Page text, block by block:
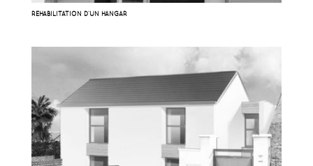
RÉHABILITATION D’UN HANGAR